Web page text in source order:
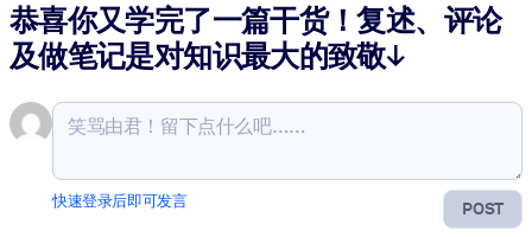
恭喜你又学完了一篇干货！复述、评论
及做笔记是对知识最大的致敬↓
POST
快速登录后即可发言